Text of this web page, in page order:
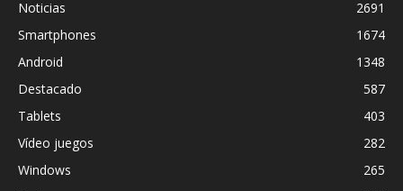
Noticias
2691
Smartphones
1674
Android
1348
Destacado
587
Tablets
403
Vídeo juegos
282
Windows
265